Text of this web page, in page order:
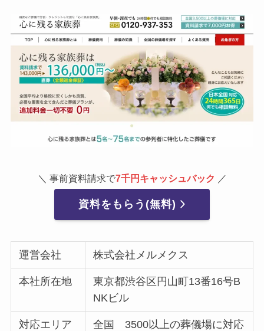
＼ 事前資料請求で7千円キャッシュバック ／
資料をもらう(無料)
運営会社 株式会社メルメクス
本社所在地
東京都渋谷区円山町13番16号B
NKビル
対応エリア 全国 3500以上の葬儀場に対応